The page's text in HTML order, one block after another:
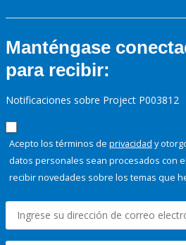
Manténgase
para recibir:
Notificaciones sobre Project P003812
Acepto los términos de privacidad y
datos personales sean procesados con
recibir novedades sobre los temas que